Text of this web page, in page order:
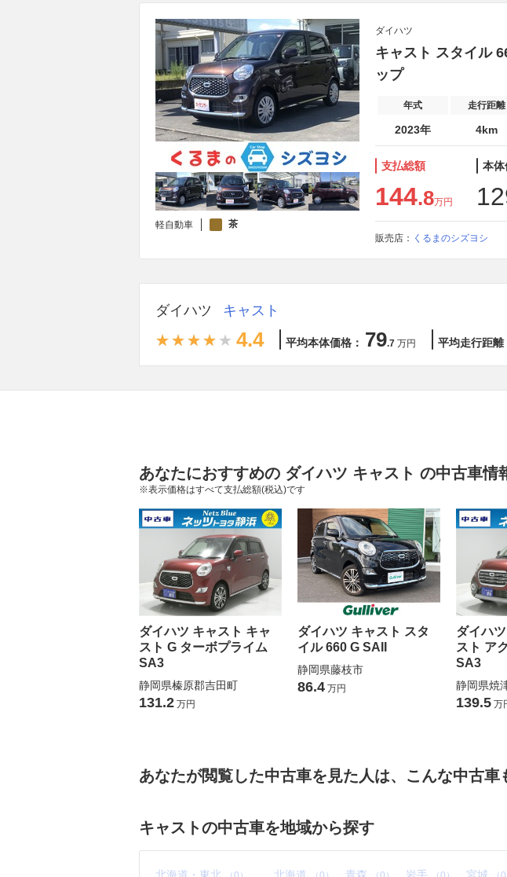
軽自動車 茶
ダイハツ
キャスト スタイル
ップ
年式 走行距離
2023年 4km
支払総額
144.8万円
本体
販売店： くるまのシズヨシ
ダイハツ キャスト
4.4 平均本体価格： 79.7 万円 平均走行距離
あなたにおすすめの ダイハツ キャスト の中古車情
※表示価格はすべて支払総額(税込)です
ダイハツ キャスト キャ
スト G ターボプライム
SA3
静岡県榛原郡吉田町
131.2 万円
ダイハツ キャスト スタ
イル 660 G SAII
静岡県藤枝市
86.4 万円
ダイハ
スト ア
SA3
静岡県焼
139.5 万
あなたが閲覧した中古車を見た人は、こんな中古車
キャストの中古車を地域から探す
北海道・東北 北海道 青森 岩手 宮城